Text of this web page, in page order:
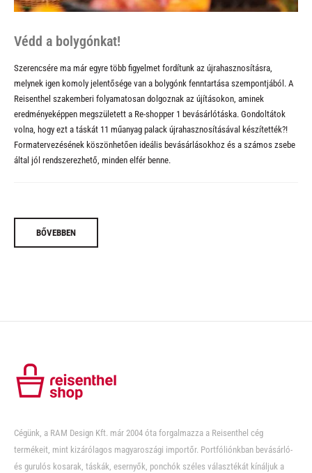
Védd a bolygónkat!
Szerencsére ma már egyre több figyelmet fordítunk az újrahasznosításra,
melynek igen komoly jelentősége van a bolygónk fenntartása szempontjából. A
Reisenthel szakemberi folyamatosan dolgoznak az újításokon, aminek
eredményeképpen megszületett a Re-shopper 1 bevásárlótáska. Gondoltátok
volna, hogy ezt a táskát 11 műanyag palack újrahasznosításával készítették?!
Formatervezésének köszönhetően ideális bevásárlásokhoz és a számos zsebe
által jól rendszerezhető, minden elfér benne.
BŐVEBBEN
Cégünk, a RAM Design Kft. már 2004 óta forgalmazza a Reisenthel cég
termékeit, mint kizárólagos magyaroszági importőr. Portfóliónkban bevásárló-
és gurulós kosarak, táskák, esernyők, ponchók széles választékát kínáljuk a